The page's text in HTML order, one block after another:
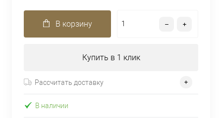
В корзину
Купить в 1 клик
Рассчитать доставку
В наличии